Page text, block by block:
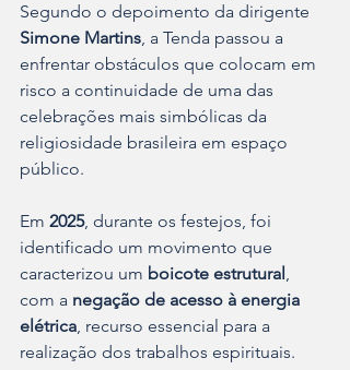
Segundo o depoimento da dirigente
Simone Martins, a Tenda passou a
enfrentar obstáculos que colocam em
risco a continuidade de uma das
celebrações mais simbólicas da
religiosidade brasileira em espaço
público.
Em 2025, durante os festejos, foi
identificado um movimento que
caracterizou um boicote estrutural ,
com a negação de acesso à energia
elétrica, recurso essencial para a
realização dos trabalhos espirituais.